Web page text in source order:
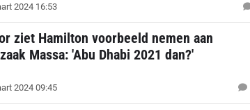
2024 16:53
ziet Hamilton voorbeeld nemen aan
Massa: 'Abu Dhabi 2021 dan?'
2024 09:45